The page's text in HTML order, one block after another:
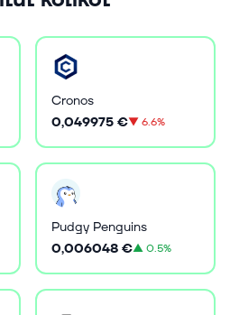
Cronos
0,049975 €▼6.6%
Pudgy Penguins
0,006048 €▲0.5%